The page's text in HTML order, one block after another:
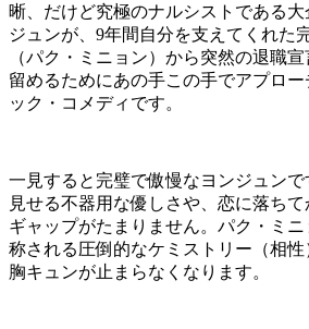
晰、だけど究極のナルシストである
ジュンが、9年間自分を支えてくれた
（パク・ミニョン）から突然の退職
留めるためにあの手この手でアプロ
ック・コメディです。
一見すると完璧で傲慢なヨンジュン
見せる不器用な優しさや、恋に落ち
ギャップがたまりません。パク・ミニ
称される圧倒的なケミストリー（相
胸キュンが止まらなくなります。